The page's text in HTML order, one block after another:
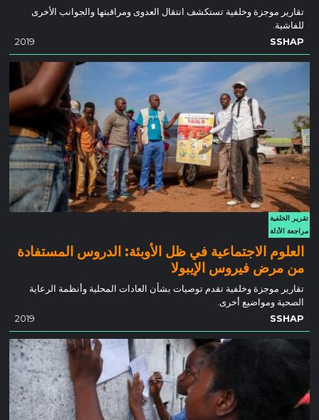
تقارير موجزة وخلفية تستكشف انتقال العدوى ومراقبتها والجوانب الأخرى
للفاشية.
SSHAP
2019
تقرير الخلفية
مراجعة الأدلة
العلوم الاجتماعية في ظل الأوبئة: الدروس المستفادة
من مرض فيروس الإيبولا
تقارير موجزة وخلفية تقدم توصيات بشأن العادات المحلية وأنظمة الرعاية
الصحية ومواضيع أخرى.
SSHAP
2019